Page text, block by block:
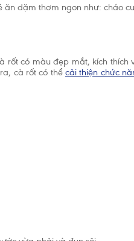
ăn dặm thơm ngon như: cháo
rốt có màu đẹp mắt, kích
cà rốt có thể cải thiện chức